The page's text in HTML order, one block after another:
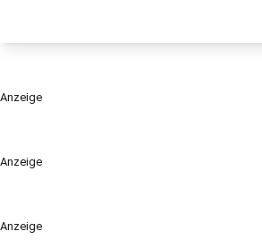
Anzeige
Anzeige
Anzeige